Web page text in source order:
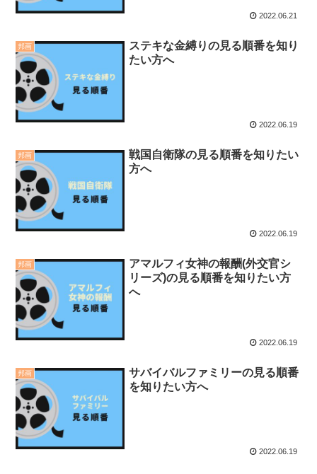
2022.06.21
邦画
ステキな金縛りの見る順番を知り
たい方へ
2022.06.19
邦画
戦国自衛隊の見る順番を知りたい
方へ
2022.06.19
邦画
アマルフィ女神の報酬(外交官シ
リーズ)の見る順番を知りたい方
へ
2022.06.19
邦画
サバイバルファミリーの見る順番
を知りたい方へ
2022.06.19